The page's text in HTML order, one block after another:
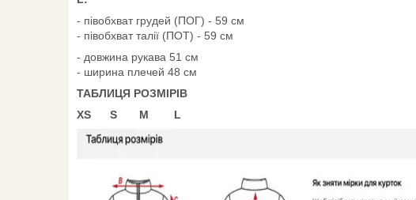
- півобхват грудей (ПОГ) - 59 см
- півобхват талії (ПОТ) - 59 см
- довжина рукава 51 см
- ширина плечей 48 см
ТАБЛИЦЯ РОЗМІРІВ
XS S M L